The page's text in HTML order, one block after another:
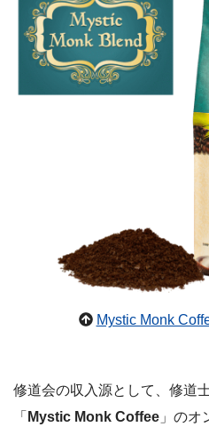
Mystic Monk
修道会の収入源として、修道
「 Mystic Monk Coffee 」のオ